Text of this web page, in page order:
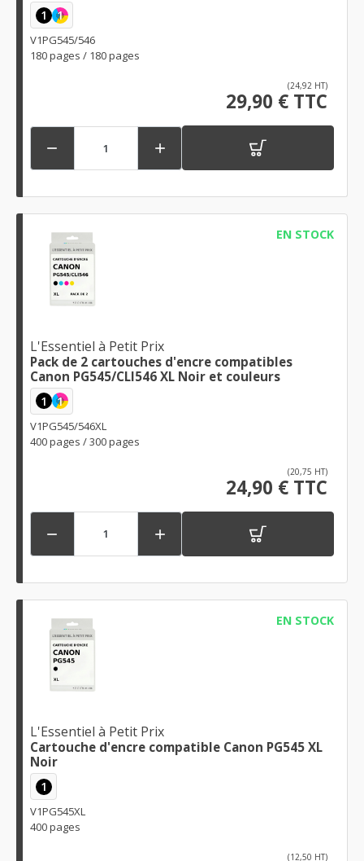
1 1
V1PG545/546
180 pages / 180 pages
(24,92 HT)
29,90 € TTC
 
EN STOCK
L'Essentiel à Petit Prix
Pack de 2 cartouches d'encre compatibles
Canon PG545/CLI546 XL Noir et couleurs
1 1
V1PG545/546XL
400 pages / 300 pages
(20,75 HT)
24,90 € TTC
 
EN STOCK
L'Essentiel à Petit Prix
Cartouche d'encre compatible Canon PG545 XL
Noir
1
V1PG545XL
400 pages
(12,50 HT)